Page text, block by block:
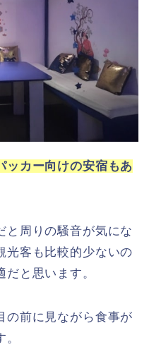
ッカー向けの安宿もあ
と周りの騒音が気にな
光客も比較的少ないの
と思います。
の前に見ながら食事が